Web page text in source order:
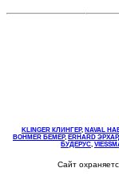
KLINGER КЛИНГЕР, NAVAL
BOHMER БЕМЕР, ERHARD
БУДЕРУС,
Сайт